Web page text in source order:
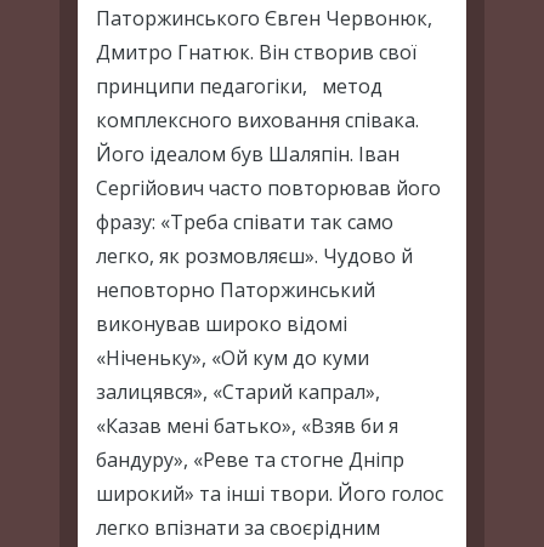
Паторжинського Євген Червонюк,
Дмитро Гнатюк. Він створив свої
принципи педагогіки, метод
комплексного виховання співака.
Його ідеалом був Шаляпін. Іван
Сергійович часто повторював його
фразу: «Треба співати так само
легко, як розмовляєш». Чудово й
неповторно Паторжинський
виконував широко відомі
«Ніченьку», «Ой кум до куми
залицявся», «Старий капрал»,
«Казав мені батько», «Взяв би я
бандуру», «Реве та стогне Дніпр
широкий» та інші твори. Його голос
легко впізнати за своєрідним